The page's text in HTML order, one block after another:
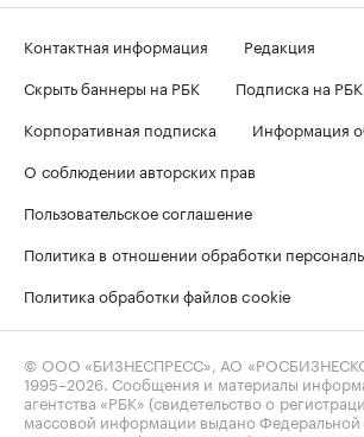
Контактная информация
Редакция
Скрыть баннеры на РБК
Подписка на РБК
Корпоративная подписка
Информация
О соблюдении авторских прав
Пользовательское соглашение
Политика в отношении обработки
Политика обработки файлов cookie
© ООО «БИЗНЕСПРЕСС», АО
1995–2026. Сообщения и материалы
агентства «РБК» (свидетельство о
массовой информации выдано Федеральной